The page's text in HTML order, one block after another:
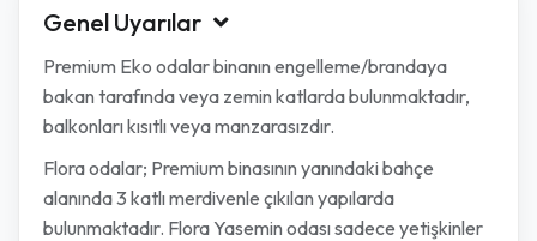
Genel Uyarılar
Premium Eko odalar binanın engelleme/brandaya
bakan tarafında veya zemin katlarda bulunmaktadır,
balkonları kısıtlı veya manzarasızdır.
Flora odalar; Premium binasının yanındaki bahçe
alanında 3 katlı merdivenle çıkılan yapılarda
bulunmaktadır. Flora Yasemin odası sadece yetişkinler